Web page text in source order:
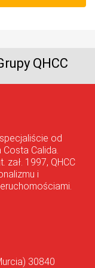
QHCC
od
Calida.
zał. 1997, QHCC
i
30840